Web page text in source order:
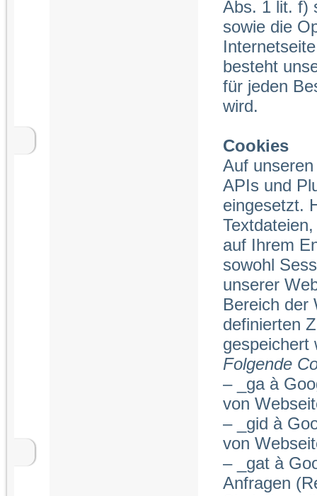
Abs. 1 lit. f)
sowie die
besteht
für jeden
wird.
Cookies
Auf
APIs und
eingesetzt.
auf Ihrem
sowohl
unserer
Bereich der
definierten
gespeichert
Folgende
– _ga à
von
– _gid à
von
– _gat à
Anfragen